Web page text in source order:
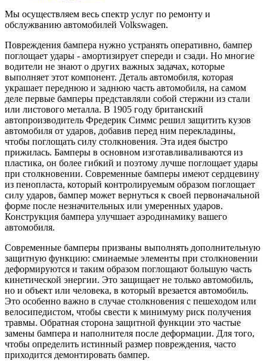
Мы осуществляем весь спектр услуг по ремонту и
обслужванию автомобилей Volkswagen.
Повреждения бампера нужно устранять оперативно, бампер
поглощает удары - амортизирует спереди и сзади. Но многие
водители не знают о других важных задачах, которые
выполняет этот компонент. Деталь автомобиля, которая
украшает переднюю и заднюю часть автомобиля, на самом
деле первые бамперы представляли собой стержни из стали
или листового металла. В 1905 году британский
автопроизводитель Фредерик Симмс решил защитить кузов
автомобиля от ударов, добавив перед ним перекладины,
чтобы поглощать силу столкновения. Эта идея быстро
прижилась. Бамперы в основном изготавливаливаются из
пластика, он более гибкий и поэтому лучше поглощает удары
при столкновении. Современные бамперы имеют сердцевину
из пенопласта, который контролируемым образом поглощает
силу ударов, бампер может вернуться к своей первоначальной
форме после незначительных или умеренных ударов.
Конструкция бампера улучшает аэродинамику вашего
автомобиля.
Современные бамперы призваны выполнять дополнительную
защитную функцию: сминаемые элементы при столкновении
деформируются и таким образом поглощают большую часть
кинетической энергии. Это защищает не только автомобиль,
но и объект или человека, в который врезается автомобиль.
Это особенно важно в случае столкновения с пешеходом или
велосипедистом, чтобы свести к минимуму риск получения
травмы. Обратная сторона защитной функции это частые
замены бампера и наполнителя после деформации. Для того,
чтобы определить истинный размер повреждения, часто
приходится демонтировать бампер.